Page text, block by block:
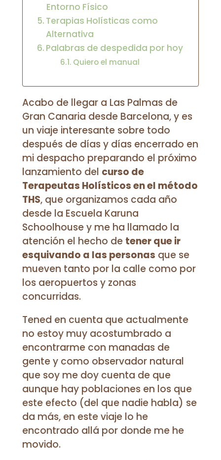
Entorno Físico
Terapias Holísticas como
Alternativa
Palabras de despedida por hoy
Quiero el manual
Acabo de llegar a Las Palmas de
Gran Canaria desde Barcelona, y es
un viaje interesante sobre todo
después de días y días encerrado en
mi despacho preparando el próximo
lanzamiento del curso de
Terapeutas Holísticos en el método
THS, que organizamos cada año
desde la Escuela Karuna
Schoolhouse y me ha llamado la
atención el hecho de tener que ir
esquivando a las personas que se
mueven tanto por la calle como por
los aeropuertos y zonas
concurridas.
Tened en cuenta que actualmente
no estoy muy acostumbrado a
encontrarme con manadas de
gente y como observador natural
que soy me doy cuenta de que
aunque hay poblaciones en los que
este efecto (del que nadie habla) se
da más, en este viaje lo he
encontrado allá por donde me he
movido.